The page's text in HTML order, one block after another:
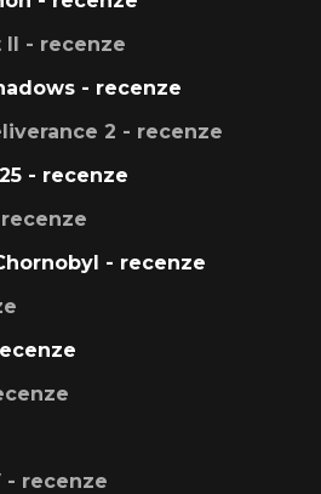
II - recenze
- recenze
2 - recenze
- recenze
- recenze
- recenze